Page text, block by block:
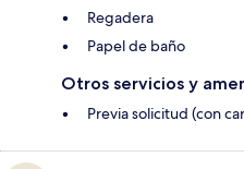
Regadera
Papel de baño
Otros servicios y
Previa solicitud (con